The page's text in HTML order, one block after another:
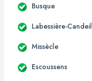
Busque
Labessière-Candeil
Missècle
Escoussens